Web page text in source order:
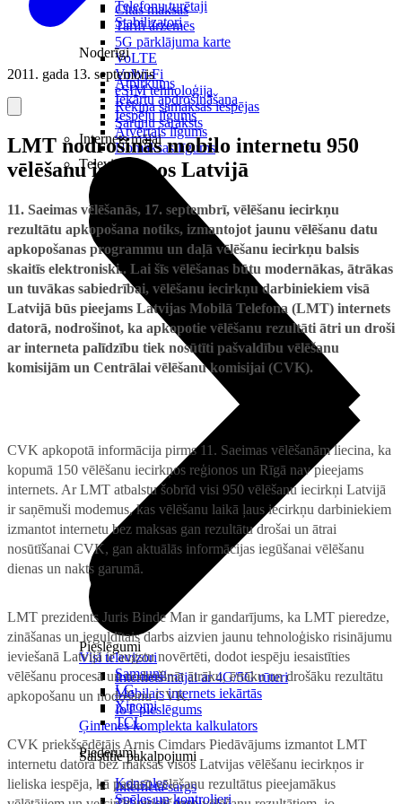
Citas maksas
Tarifi ārzemēs
5G pārklājuma karte
VoLTE
VoWi-Fi
eSIM tehnoloģija
Rēķina samaksas iespējas
Sarunu saraksts
Internets mājai
Pieslēgumi
Internets mājai ar 4G/5G rūteri
Mobilais internets iekārtās
IoT pieslēgums
Ģimenes komplekta kalkulators
Saistītie pakalpojumi
Interneta sargs
Telefonu turētaji
Stabilizatori
Noderīgi
Atpirkums
Iekārtu apdrošināšana
Iespēju līgums
Atvērtais līgums
Nomaksas līgums
Televizori
Visi televizori
Samsung
LG
Xiaomi
TCL
Piederumi
Konsoles
Spēles un kontrolieri
2011. gada 13. septembris
LMT nodrošinās mobilo internetu 950
vēlēšanu iecirkņos Latvijā
11. Saeimas vēlēšanās, 17. septembrī, vēlēšanu iecirkņu
rezultātu apkopošana notiks, izmantojot jaunu vēlēšanu datu
apkopošanas programmu un daļā vēlēšanu iecirkņu balsis
skaitīs elektroniski.. Lai šīs vēlēšanas būtu modernākas, ātrākas
un tuvākas sabiedrībai, vēlēšanu iecirkņu darbiniekiem visā
Latvijā būs pieejams Latvijas Mobilā Telefona (LMT) internets
datorā, nodrošinot, ka apkopotie vēlēšanu rezultāti ātri un droši
ar interneta palīdzību tiek nosūtīti pašvaldību vēlēšanu
komisijām un Centrālai vēlēšanu komisijai (CVK).
CVK apkopotā informācija pirms 11. Saeimas vēlēšanām liecina, ka
kopumā 150 vēlēšanu iecirkņos reģionos un Rīgā nav pieejams
internets. Ar LMT atbalstu šobrīd visi 950 vēlēšanu iecirkņi Latvijā
ir saņēmuši modemus, kas vēlēšanu laikā ļaus iecirkņu darbiniekiem
izmantot internetu bez maksas gan rezultātu drošai un ātrai
nosūtīšanai CVK, gan aktuālās informācijas iegūšanai vēlēšanu
dienas un nakts garumā.
LMT prezidents Juris BindeMan ir gandarījums, ka LMT pieredze,
zināšanas un ieguldītais darbs aizvien jaunu tehnoloģisko risinājumu
ieviešanā Latvijā ir augstu novērtēti, dodot iespēju iesaistīties
vēlēšanu procesā un nodrošināt ātrāku, ērtāku un drošāku rezultātu
apkopošanu un nodošanu CVK.
CVK priekšsēdētājs Arnis Cimdars Piedāvājums izmantot LMT
internetu datorā bez maksas visos Latvijas vēlēšanu iecirkņos ir
lieliska iespēja, kā padarīt vēlēšanu rezultātus pieejamākus